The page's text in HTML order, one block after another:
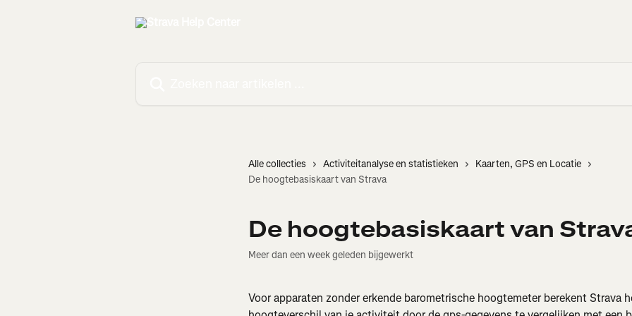
Alle collecties Activiteitanalyse en statistieken
Kaarten, GPS en Locatie
De hoogtebasiskaart van Strava
De hoogtebasiskaart van
Meer dan een week geleden bijgewerkt
Voor apparaten zonder erkende barometrische hoogtemeter berekent Strava